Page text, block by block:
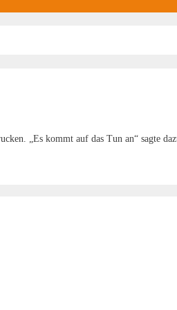
„Es kommt auf das Tun an“ sagte